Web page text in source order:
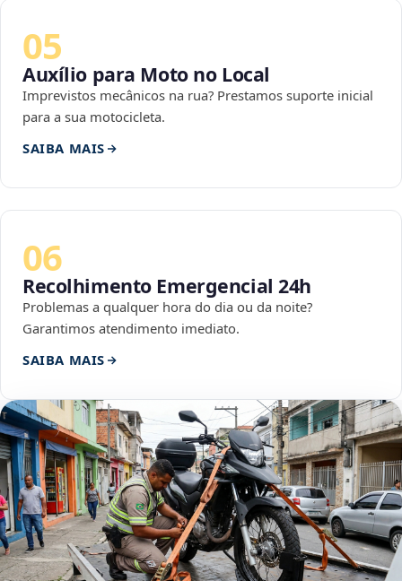
05
Auxílio para Moto no Local
Imprevistos mecânicos na rua? Prestamos suporte inicial
para a sua motocicleta.
SAIBA MAIS
06
Recolhimento Emergencial 24h
Problemas a qualquer hora do dia ou da noite?
Garantimos atendimento imediato.
SAIBA MAIS